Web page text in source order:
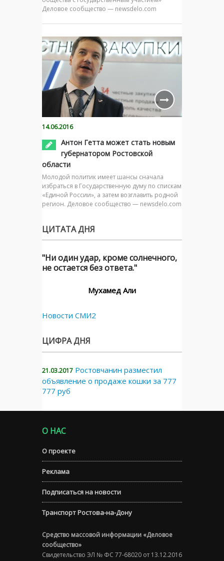
Деловое сообщество — newsdelo.com
14.06.2016
Антон Гетта может стать новым
губернатором Ростовской
области
Молодой политик имеет шансы сначала
избраться в Государственную думу по спискам
«Единой России», а затем возглавить родной
регион. Деловое сообщество — newsdelo.com
ЦИТАТА ДНЯ
"Ни один удар, кроме солнечного,
не остается без ответа."
Мухамед Али
Новости СМИ2
ЦИФРА ДНЯ
21.03.2017 Ростовчанин разместил
объявление о продаже кошки за 777
777 руб
О НАС
О проекте
Реклама
Подписаться на новости
Транспорт Ростова-на-Дону
Средство массовой информации «Деловое
сообщество»
Свидетельство ЭЛ № ФС 77-68020 от 13.12.2016